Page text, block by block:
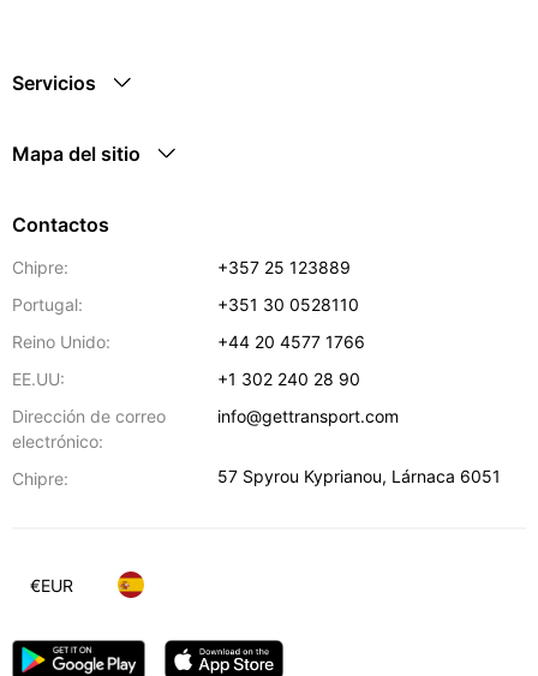
Servicios
Mapa del sitio
Contactos
Chipre:
+357 25 123889
Portugal:
+351 30 0528110
Reino Unido:
+44 20 4577 1766
EE.UU:
+1 302 240 28 90
Dirección de correo
electrónico:
info@gettransport.com
Chipre: 57 Spyrou Kyprianou, Lárnaca 6051
€EUR